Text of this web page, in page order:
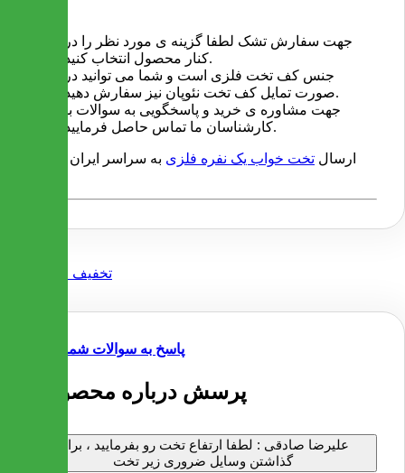
جهت سفارش تشک لطفا گزینه ی مورد نظر را در
کنار محصول انتخاب کنید.
جنس کف تخت فلزی است و شما می توانید در
صورت تمایل کف تخت نئوپان نیز سفارش دهید.
جهت مشاوره ی خرید و پاسخگویی به سوالات با
کارشناسان ما تماس حاصل فرمایید.
ارسال تخت خواب یک نفره فلزی به سراسر ایران رایگان
پاسخ به سوالات شما
1 پرسش درباره محصول
علیرضا صادقی : لطفا ارتفاع تخت رو بفرمایید ، برای
گذاشتن وسایل ضروری زیر تخت